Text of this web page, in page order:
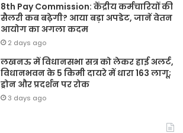
8th Pay Commission: केंद्रीय कर्मचारियों की
सैलरी कब बढ़ेगी? आया बड़ा अपडेट, जानें वेतन
आयोग का अगला कदम
2 days ago
लखनऊ में विधानसभा सत्र को लेकर हाई अलर्ट,
विधानभवन के 5 किमी दायरे में धारा 163 लागू;
ड्रोन और प्रदर्शन पर रोक
3 days ago